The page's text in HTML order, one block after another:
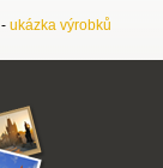
- ukázka výrobků